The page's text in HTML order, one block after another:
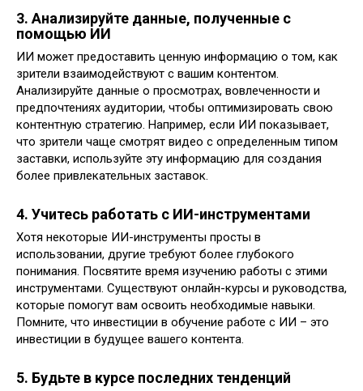
3. Анализируйте данные, полученные с
помощью ИИ
ИИ может предоставить ценную информацию о том, как
зрители взаимодействуют с вашим контентом.
Анализируйте данные о просмотрах, вовлеченности и
предпочтениях аудитории, чтобы оптимизировать свою
контентную стратегию. Например, если ИИ показывает,
что зрители чаще смотрят видео с определенным типом
заставки, используйте эту информацию для создания
более привлекательных заставок.
4. Учитесь работать с ИИ-инструментами
Хотя некоторые ИИ-инструменты просты в
использовании, другие требуют более глубокого
понимания. Посвятите время изучению работы с этими
инструментами. Существуют онлайн-курсы и руководства,
которые помогут вам освоить необходимые навыки.
Помните, что инвестиции в обучение работе с ИИ – это
инвестиции в будущее вашего контента.
5. Будьте в курсе последних тенденций